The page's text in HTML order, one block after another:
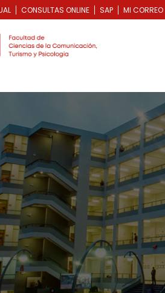
CONSULTAS ONLINE SAP MI CORREO